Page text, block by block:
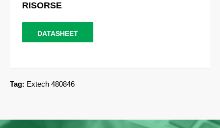
RISORSE
DATASHEET
Tag: Extech 480846